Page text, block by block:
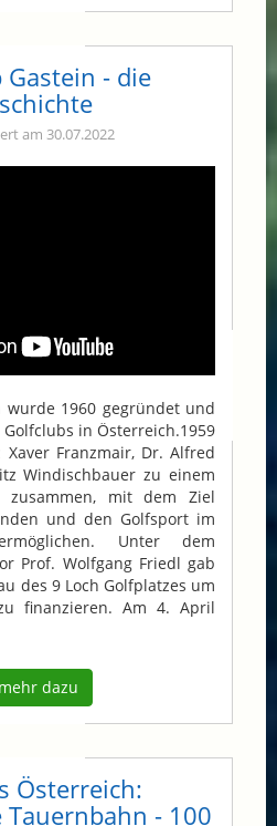
Gastein - die
am 30.07.2022
wurde 1960 gegründet und
in Österreich.1959
Xaver Franzmair, Dr. Alfred
Windischbauer zu einem
zusammen, mit dem Ziel
und den Golfsport im
Unter dem
Prof. Wolfgang Friedl gab
des 9 Loch Golfplatzes um
finanzieren. Am 4. April
mehr dazu
Österreich:
- 100